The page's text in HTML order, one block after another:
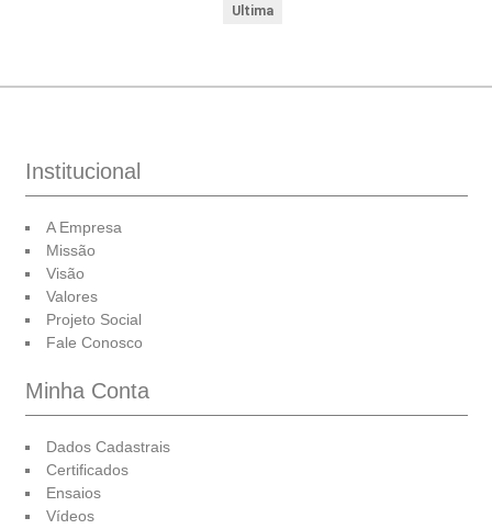
Ultima
Institucional
A Empresa
Missão
Visão
Valores
Projeto Social
Fale Conosco
Minha Conta
Dados Cadastrais
Certificados
Ensaios
Vídeos